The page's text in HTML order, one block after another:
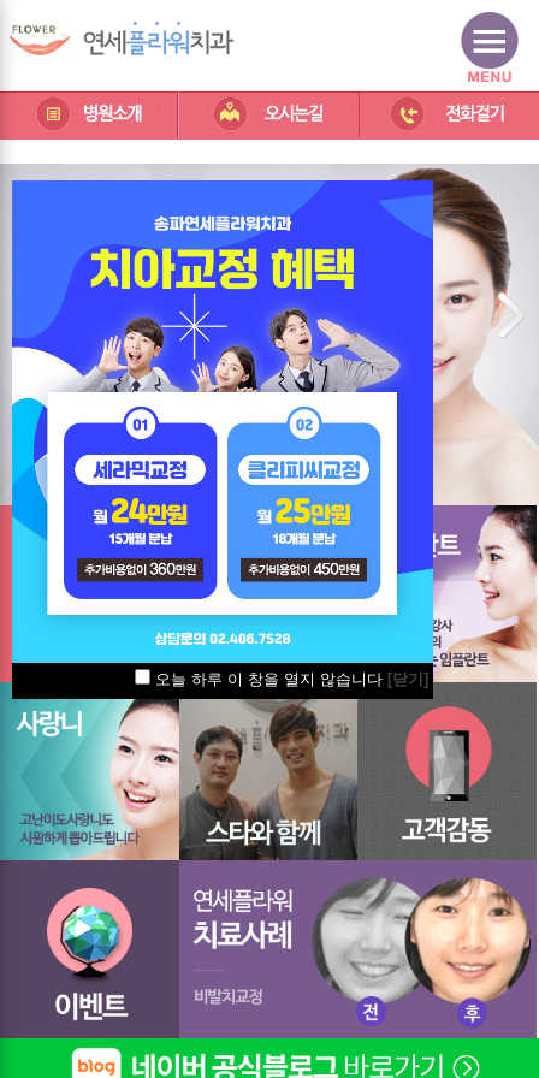
오늘 하루 이 창을 열지 않습니다[닫기]
오늘 하루 이 창을 열지 않습니다 [닫기]